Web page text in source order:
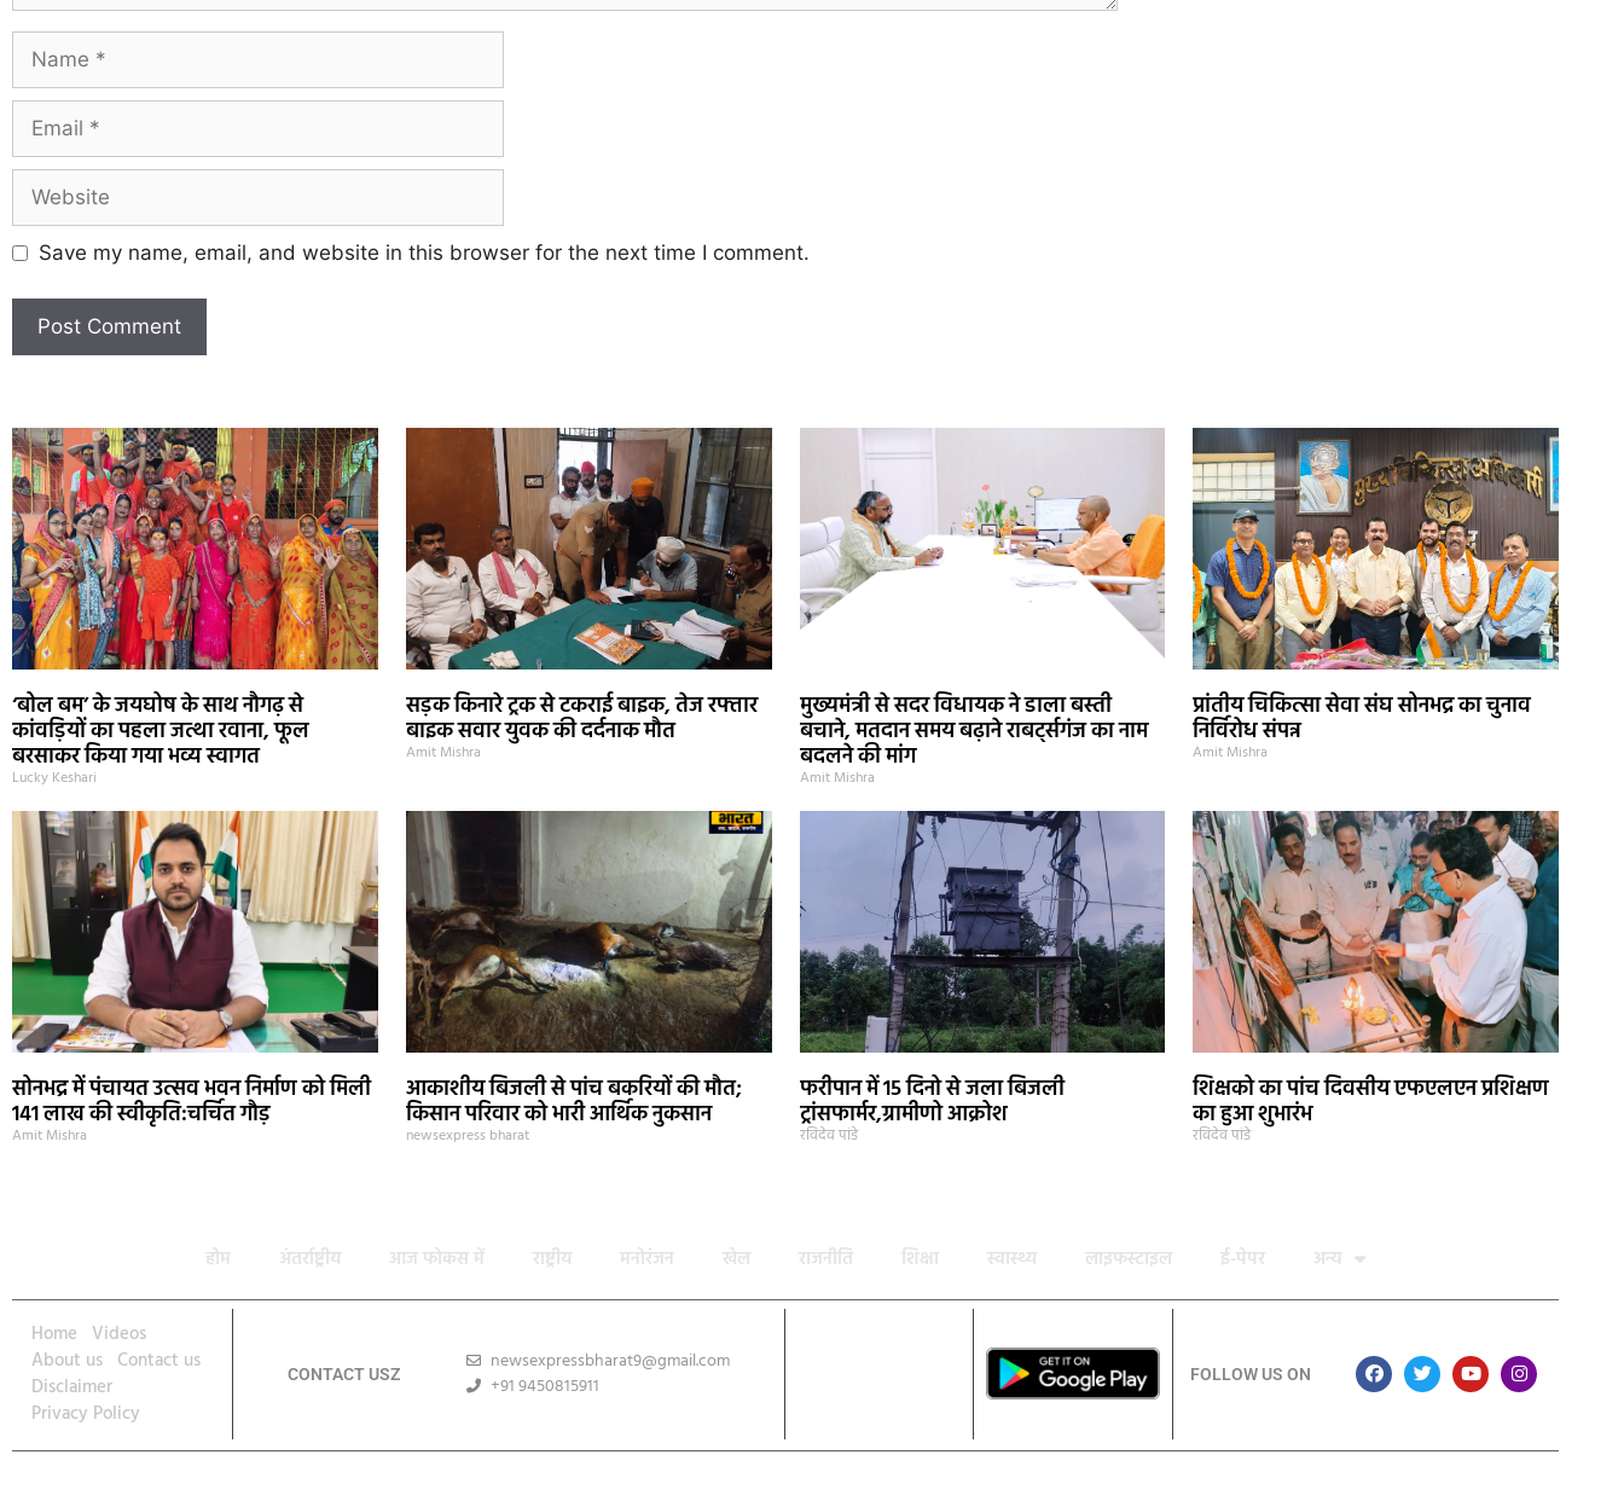
Save my name, email, and website in this browser for the next time I comment.
‘बोल बम’ के जयघोष के साथ नौगढ़ से
कांवड़ियों का पहला जत्था रवाना, फूल
बरसाकर किया गया भव्य स्वागत
Lucky Keshari
सड़क किनारे ट्रक से टकराई बाइक, तेज रफ्तार
बाइक सवार युवक की दर्दनाक मौत
Amit Mishra
मुख्यमंत्री से सदर विधायक ने डाला बस्ती
बचाने, मतदान समय बढ़ाने राबर्ट्सगंज का नाम
बदलने की मांग
Amit Mishra
प्रांतीय चिकित्सा सेवा संघ सोनभद्र का चुनाव
निर्विरोध संपन्न
Amit Mishra
सोनभद्र में पंचायत उत्सव भवन निर्माण को मिली
141 लाख की स्वीकृति:चर्चित गौड़
Amit Mishra
आकाशीय बिजली से पांच बकरियों की मौत;
किसान परिवार को भारी आर्थिक नुकसान
newsexpress bharat
फरीपान में 15 दिनो से जला बिजली
ट्रांसफार्मर,ग्रामीणो आक्रोश
रविदेव पांडे
शिक्षको का पांच दिवसीय एफएलएन प्रशिक्षण
का हुआ शुभारंभ
रविदेव पांडे
होम अंतर्राष्ट्रीय आज फोकस में राष्ट्रीय मनोरंजन खेल राजनीति शिक्षा स्वास्थ्य लाइफस्टाइल ई-पेपर अन्य
Home Videos
About us Contact us
Disclaimer
Privacy Policy
CONTACT USZ
newsexpressbharat9@gmail.com
+91 9450815911
FOLLOW US ON